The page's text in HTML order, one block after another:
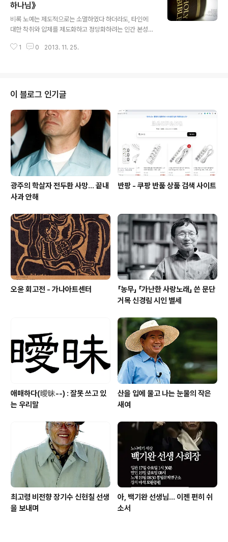
따져보면 첫 개정판이 아니라 두 번째 개정판이다. 절판된
후 개정판이 나왔지만, 어디에도 출간을 알리는 곳이 없다.
(출판사에는 고맙고 미안하지만) 이런 책이 절판되지 않는
절판 소식을 접하기 전에 책꽂이에 한 권씩 있으면 좋겠다.
하나님》
비록 노예는 제도적으로는 소멸하였다 하더라도, 타인에
대한 착취와 압제를 제도화하고 정당화하려는 인간 본성의
고 어떠한 이름으로 불리던 불우한 인간에 대한 착취는 시
여전히 노예제도가 존재했을 당시 성서는 노예제도 폐지의
가장 중요한 근거로 쓰여 왔을 뿐만 아니라 또한 그 제도를
두둔하려는 사람에게도 똑같이 중요한 기반을 마련해 주었
다. 기독교가 무언가를 필요로 하는 인간에게 자비로운 것
인지, 하나님 자체가 불쌍한 인간에게 자애를 베풀고 있는
것인지 아니면 (있다고 믿지 않지만 많은 이..
1 0 2013. 11. 25.
이 블로그 인기글
광주의 학살자 전두환 사망... 끝내
사과 안해
반팡 - 쿠팡 반품 상품 검색 사이트
오윤 회고전 - 가나아트센터
「농무」 「가난한 사랑노래」 쓴 문단
거목 신경림 시인 별세
애매하다(曖昧--) : 잘못 쓰고 있
는 우리말
산을 입에 물고 나는 눈물의 작은
새여
최고령 비전향 장기수 신현칠 선생
을 보내며
아, 백기완 선생님... 이젠 편히 쉬
소서